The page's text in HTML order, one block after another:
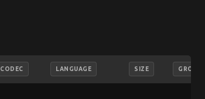
CODEC LANGUAGE SIZE GROUP